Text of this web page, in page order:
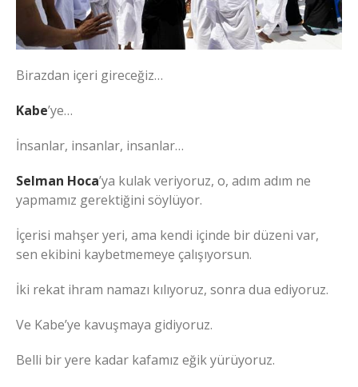
Birazdan içeri gireceğiz…
Kabe’ye…
İnsanlar, insanlar, insanlar…
Selman Hoca’ya kulak veriyoruz, o, adım adım ne
yapmamız gerektiğini söylüyor.
İçerisi mahşer yeri, ama kendi içinde bir düzeni var,
sen ekibini kaybetmemeye çalışıyorsun.
İki rekat ihram namazı kılıyoruz, sonra dua ediyoruz.
Ve Kabe’ye kavuşmaya gidiyoruz.
Belli bir yere kadar kafamız eğik yürüyoruz.